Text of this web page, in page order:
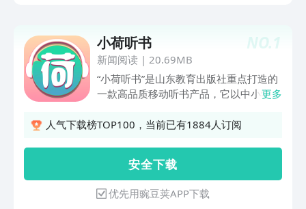
NO.1
小荷听书
新闻阅读| 20.69MB
“小荷听书”是山东教育出版社重点打造的
一款高品质移动听书产品，它以中小学生
的内容资源，助力青少年全方位健康成
灵、健康成长的有声伙伴，成为家长教育
和关心孩子的得力助手。
更多
人气下载榜TOP100，当前已有1884人订阅
安 全 下 载
优先用豌豆荚APP下载